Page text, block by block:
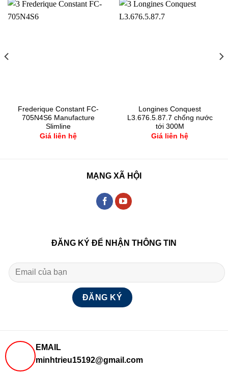
Frederique Constant FC-
705N4S6 Manufacture
Slimline
Giá liên hệ
Longines Conquest
L3.676.5.87.7 chống nước
tới 300M
Giá liên hệ
MẠNG XÃ HỘI
ĐĂNG KÝ ĐỂ NHẬN THÔNG TIN
EMAIL
minhtrieu15192@gmail.com